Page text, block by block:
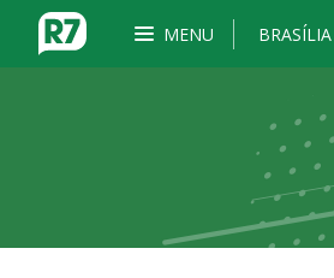
MENU BRASÍLIA